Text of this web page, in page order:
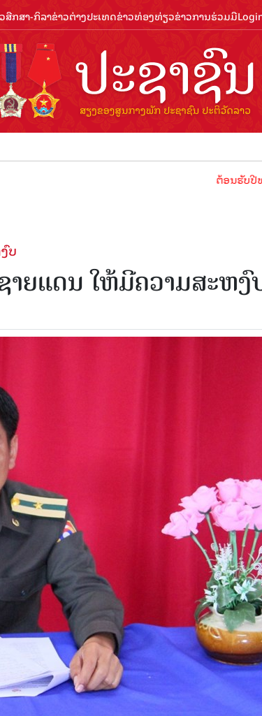
ສືກສາ-ກິລາຂ່າວຕ່າງປະເທດຂ່າວທ່ອງທ່ຽວຂ່າວການຮ່ວມມື
ຕ້ອນຮັບປີທ່ອງທ່ຽວ
ບ
າຍແດນ ໃຫ້ມີຄວາມສະຫງົ